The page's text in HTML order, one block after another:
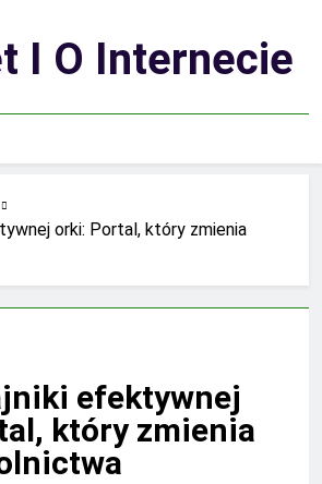
I O Internecie
orki: Portal, który zmienia
efektywnej
który zmienia